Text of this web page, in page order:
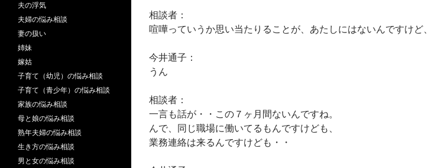
相談者：
喧嘩っていうか思い当たりることが、あたしにはないんですけど、
今井通子：
うん
相談者：
一言も話が・・この７ヶ月間ないんですね。
んで、同じ職場に働いてるもんですけども、
業務連絡は来るんですけども・・
夫の浮気
夫婦の悩み相談
妻の扱い
姉妹
嫁姑
子育て（幼児）の悩み相談
子育て（青少年）の悩み相談
家族の悩み相談
母と娘の悩み相談
熟年夫婦の悩み相談
生き方の悩み相談
男と女の悩み相談